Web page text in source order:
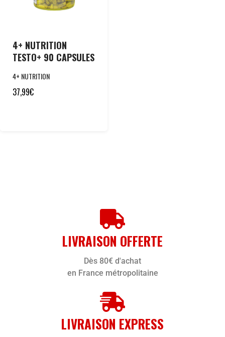
4+ NUTRITION
TESTO+ 90 CAPSULES
4+ NUTRITION
37,99€
LIVRAISON OFFERTE
Dès 80€ d'achat
en France métropolitaine
LIVRAISON EXPRESS